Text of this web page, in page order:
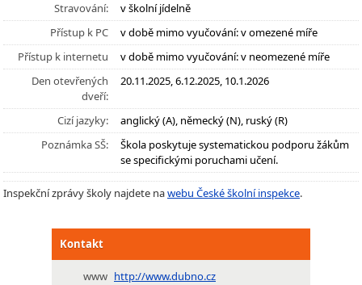
Stravování:
v školní jídelně
Přístup k PC
v době mimo vyučování: v omezené míře
Přístup k internetu
v době mimo vyučování: v neomezené míře
Den otevřených
dveří:
20.11.2025, 6.12.2025, 10.1.2026
Cizí jazyky:
anglický (A), německý (N), ruský (R)
Poznámka SŠ:
Škola poskytuje systematickou podporu žákům
se specifickými poruchami učení.
Inspekční zprávy školy najdete nawebu České školní inspekce.
Kontakt
www http://www.dubno.cz